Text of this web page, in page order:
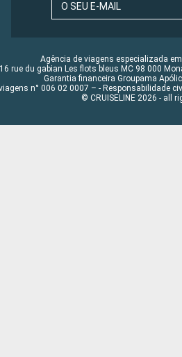
O SEU E-MAIL
Agência de viagens especializada em
16 rue du gabian Les flots bleus MC 98 000
Garantia financeira Groupama
n° 006 02 0007 – - Responsabilidade
© CRUISELINE 2026 - all